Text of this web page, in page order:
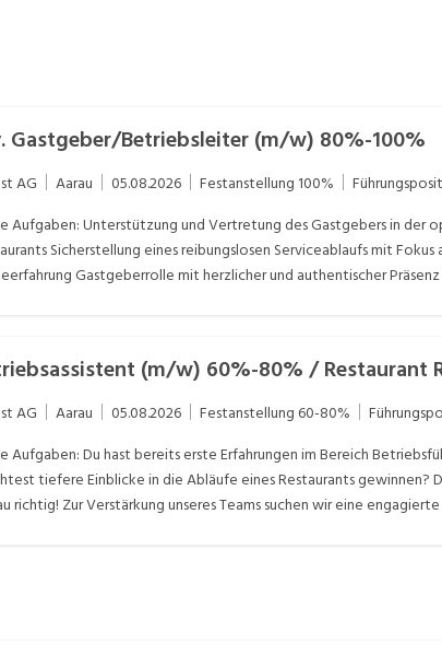
Gastgeber/Betriebsleiter (m/w) 80%-100%
AG Aarau 05.08.2026 Festanstellung 100%
und Vertretung des Gastgebers in der operativen Leitung des
Serviceablaufs mit Fokus auf exzellente
herzlicher und authentischer Präsenz – Sie sind die Seele des
sowie Sicherstellung einer effizienten
AG Aarau 05.08.2026 Festanstellung 60-80%
erste Erfahrungen im Bereich Betriebsführung gesammelt und
tiefere Einblicke in die Abläufe eines Restaurants gewinnen?
richtig! Zur Verstärkung unseres Teams suchen wir eine